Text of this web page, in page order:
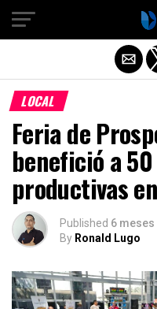
LOCAL
Feria de
benefició a
productivas
Published 6 meses
By Ronald Lugo
Salir de